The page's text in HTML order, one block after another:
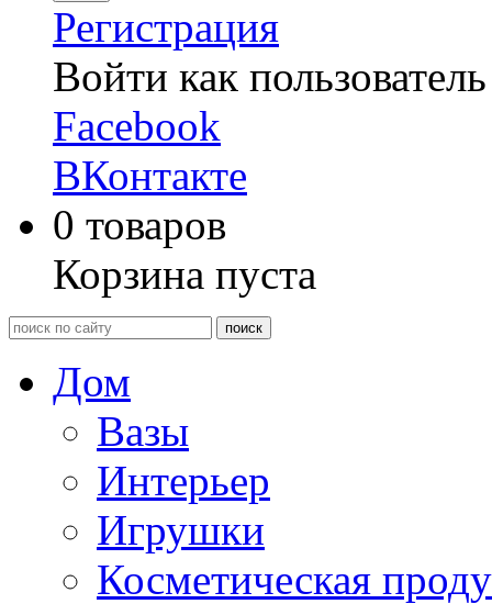
Регистрация
Войти как пользователь
Facebook
ВКонтакте
0 товаров
Корзина пуста
Дом
Вазы
Интерьер
Игрушки
Косметическая